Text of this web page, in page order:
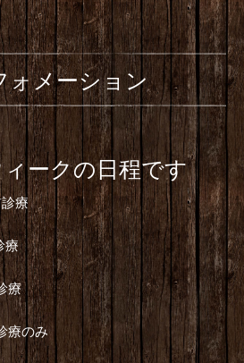
ォメーション
ークの日程です
療
療
のみ